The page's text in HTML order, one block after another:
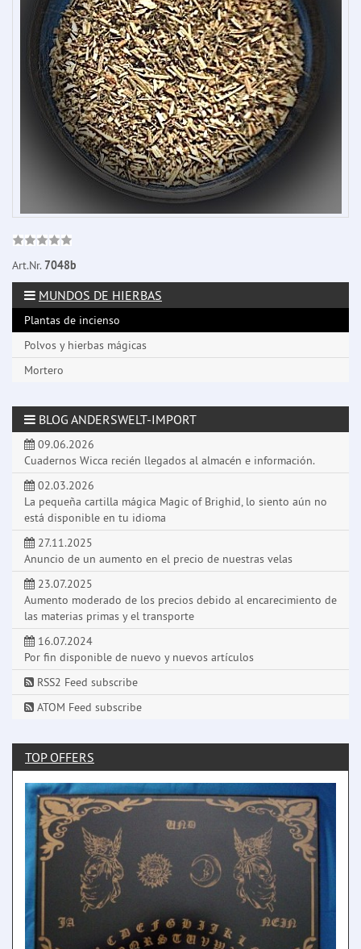
Art.Nr.7048b
MUNDOS DE HIERBAS
Plantas de incienso
Polvos y hierbas mágicas
Mortero
BLOG ANDERSWELT-IMPORT
09.06.2026
Cuadernos Wicca recién llegados al almacén e información.
02.03.2026
La pequeña cartilla mágica Magic of Brighid, lo siento aún no
está disponible en tu idioma
27.11.2025
Anuncio de un aumento en el precio de nuestras velas
23.07.2025
Aumento moderado de los precios debido al encarecimiento de
las materias primas y el transporte
16.07.2024
Por fin disponible de nuevo y nuevos artículos
RSS2 Feed subscribe
ATOM Feed subscribe
TOP OFFERS